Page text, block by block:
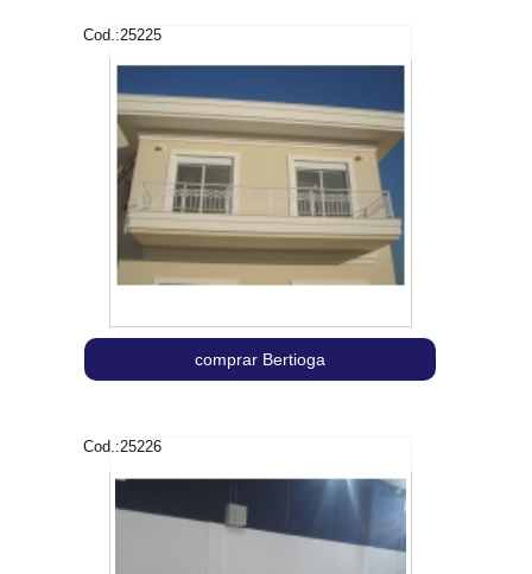
Cod.:25225
comprar Bertioga
Cod.:25226